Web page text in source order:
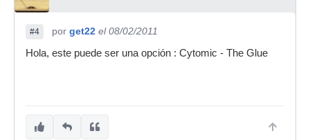
#4 por get22 el 08/02/2011
Hola, este puede ser una opción : Cytomic - The Glue